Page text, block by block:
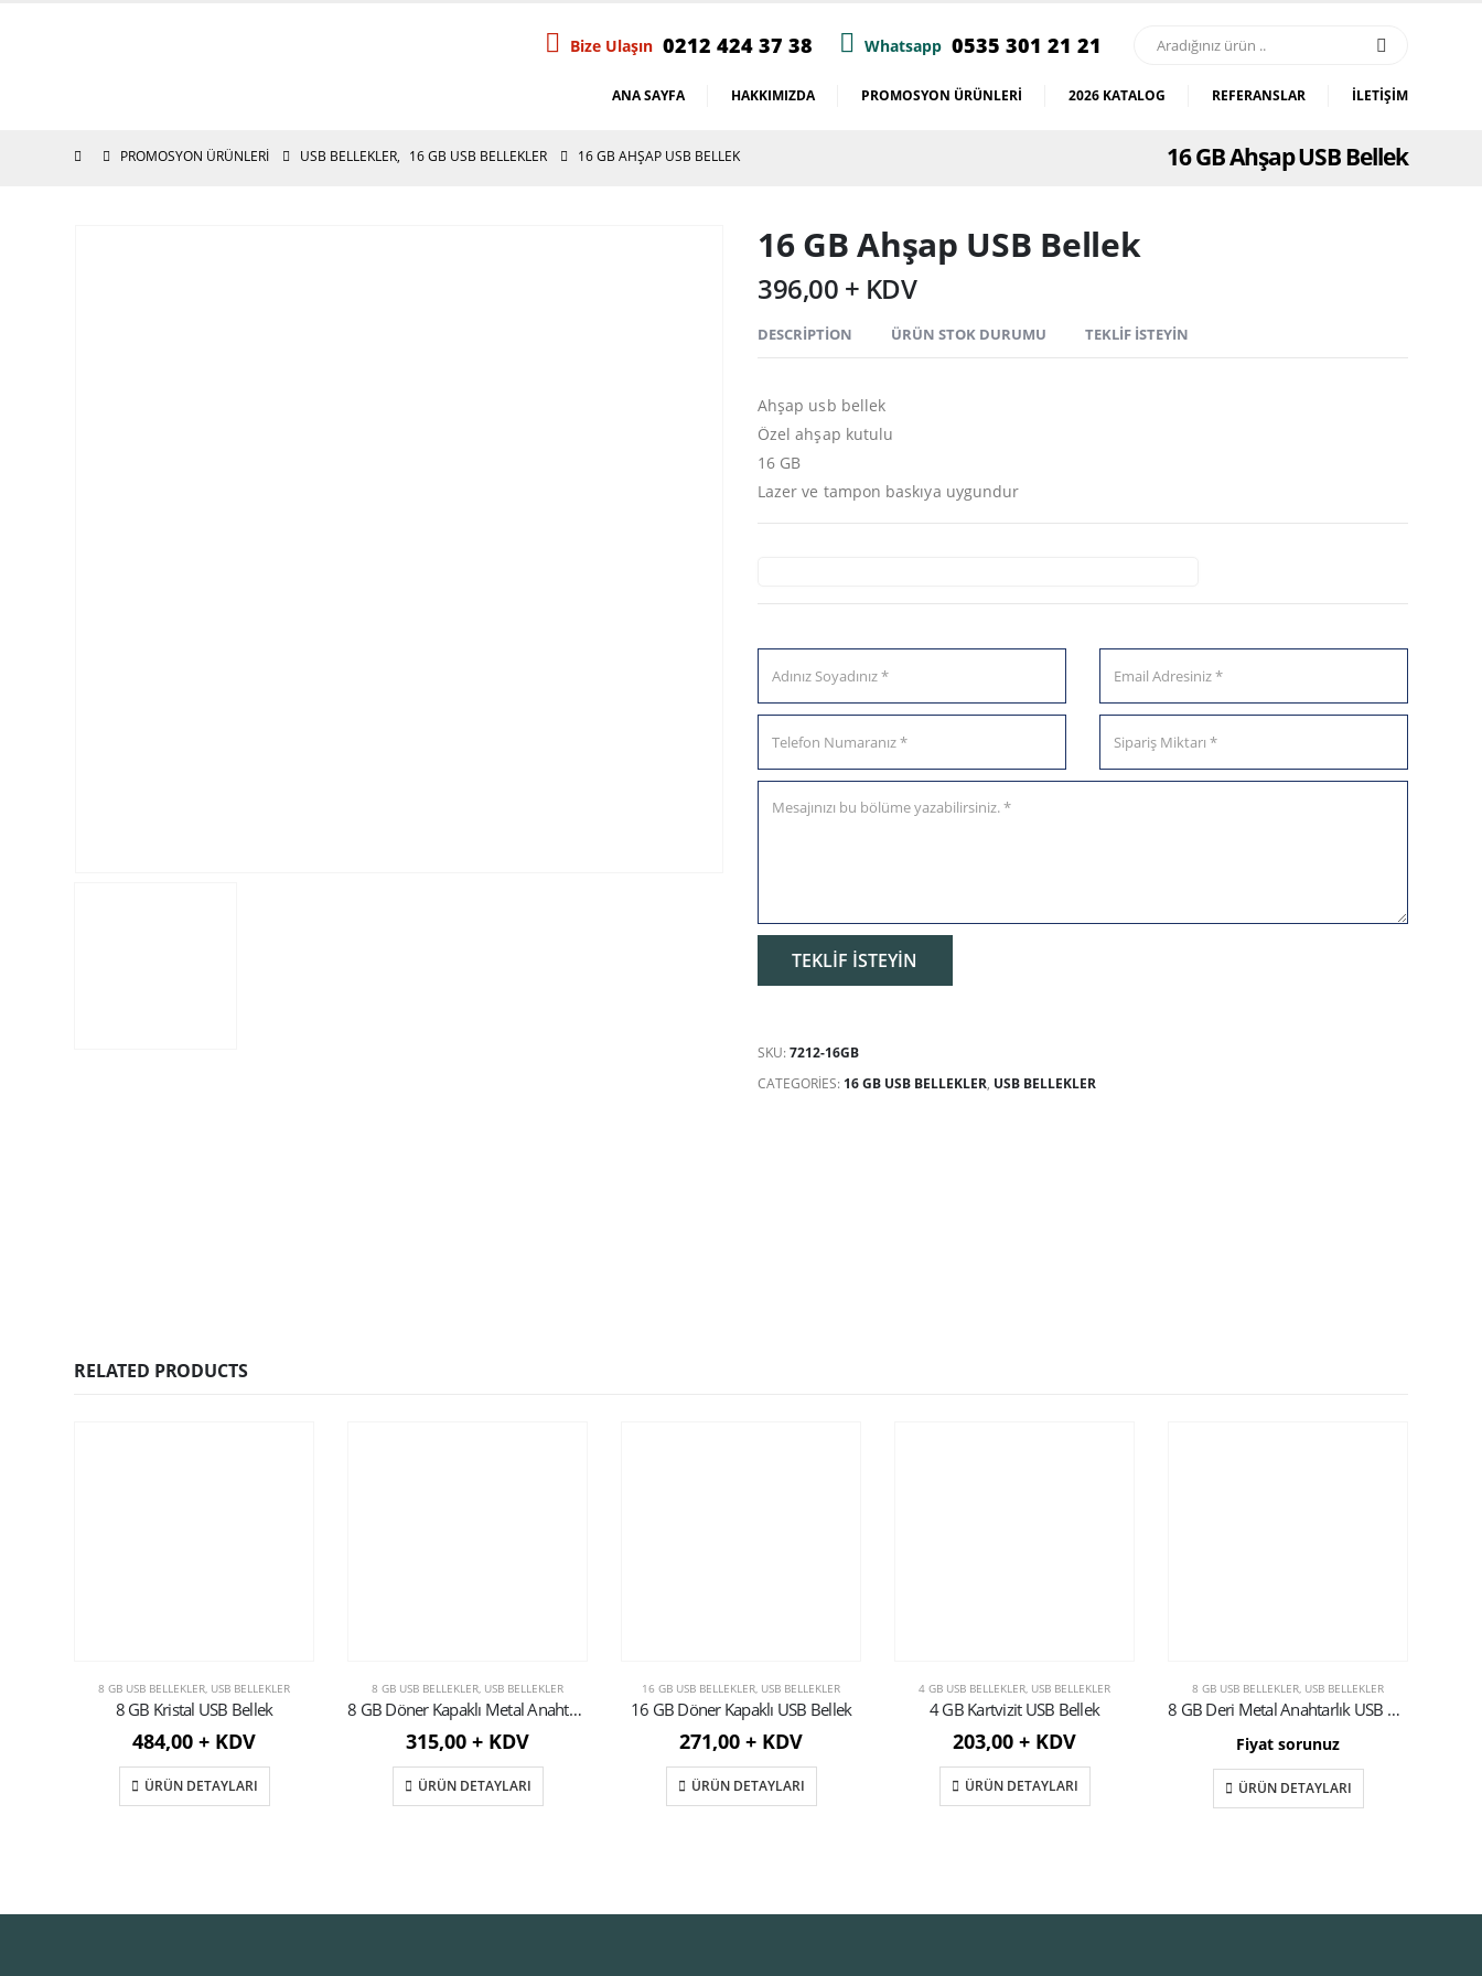
Bize Ulaşın 0212 424 37 38 Whatsapp 0535 301 21 21
ANA SAYFA HAKKIMIZDA PROMOSYON ÜRÜNLERI 2026 KATALOG REFERANSLAR İLETIŞIM
16 GB Ahşap USB Bellek
PROMOSYON ÜRÜNLERI USB BELLEKLER, 16 GB USB BELLEKLER 16 GB AHŞAP USB BELLEK
16 GB Ahşap USB Bellek
396,00 + KDV
DESCRIPTION ÜRÜN STOK DURUMU TEKLIF İSTEYIN
Ahşap usb bellek
Özel ahşap kutulu
16 GB
Lazer ve tampon baskıya uygundur
SKU:7212-16GB
CATEGORIES: 16 GB USB BELLEKLER, USB BELLEKLER
RELATED PRODUCTS
8 GB USB BELLEKLER USB BELLEKLER
8 GB Kristal USB Bellek
484,00 + KDV
ÜRÜN DETAYLARI
8 GB USB BELLEKLER USB BELLEKLER
8 GB Döner Kapaklı Metal Anahtarlık USB Bellek
315,00 + KDV
ÜRÜN DETAYLARI
16 GB USB BELLEKLER USB BELLEKLER
16 GB Döner Kapaklı USB Bellek
271,00 + KDV
ÜRÜN DETAYLARI
4 GB USB BELLEKLER USB BELLEKLER
4 GB Kartvizit USB Bellek
203,00 + KDV
ÜRÜN DETAYLARI
8 GB USB BELLEKLER USB BELLEKLER
8 GB Deri Metal Anahtarlık USB Bellek
Fiyat sorunuz
ÜRÜN DETAYLARI